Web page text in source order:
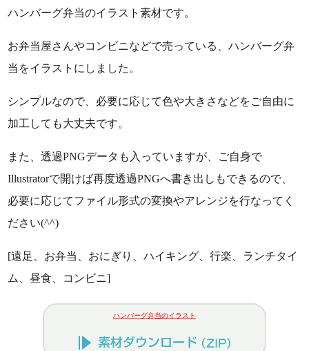
ハンバーグ弁当のイラスト素材です。
お弁当屋さんやコンビニなどで売っている、ハンバーグ弁
当をイラストにしました。
シンプルなので、必要に応じて色や大きさなどをご自由に
加工しても大丈夫です。
また、透過PNGデータも入っていますが、ご自身で
Illustratorで開けば再度透過PNGへ書き出しもできるので、
必要に応じてファイル形式の変換やアレンジを行なってく
ださい(^^)
[遠足、お弁当、おにぎり、ハイキング、行楽、ランチタイ
ム、昼食、コンビニ]
ハンバーグ弁当のイラスト